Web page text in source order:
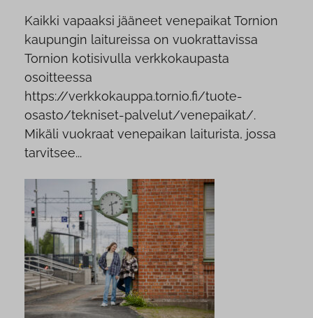
Kaikki vapaaksi jääneet venepaikat Tornion
kaupungin laitureissa on vuokrattavissa
Tornion kotisivulla verkkokaupasta
osoitteessa
https://verkkokauppa.tornio.fi/tuote-
osasto/tekniset-palvelut/venepaikat/.
Mikäli vuokraat venepaikan laiturista, jossa
tarvitsee...